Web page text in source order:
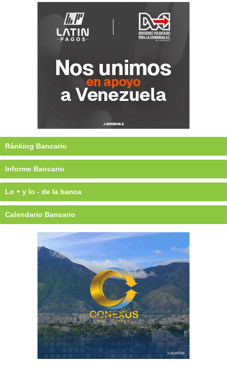
Ránking Bancario
Informe Bancario
Lo + y lo - de la banca
Calendario Bancario